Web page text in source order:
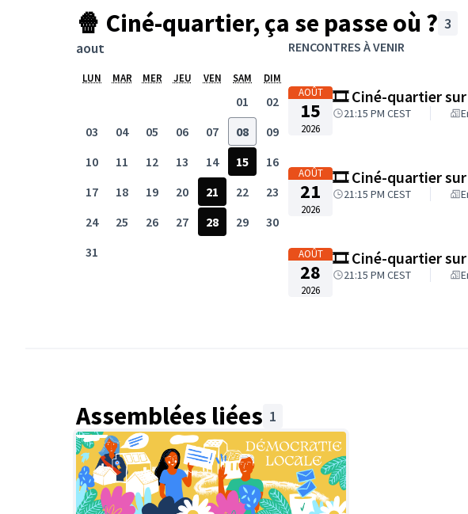
🍿 Ciné-quartier, ça se passe où ? 3
L'élément suivant est une carte qui présente les éléments de cette
Passer la carte
+
−
août
LUN MAR MER JEU VEN SAM DIM
01
02
03
04 05 06 07 08
09
10
11 12 13 14 15
16
17
18 19 20 21 22
23
24
25 26 27 28 29
30
31
RENCONTRES À VENIR
AOÛT
15
2026
🎞️ Ciné-quartier
21:15 PM CEST
AOÛT
21
2026
🎞️ Ciné-quartier sur
21:15 PM CEST
AOÛT
28
2026
🎞️ Ciné-quartier sur
21:15 PM CEST
Assemblées liées 1